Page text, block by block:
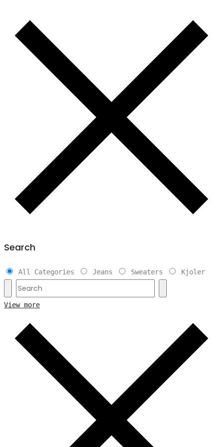
Search
All Categories Jeans Sweaters Kjoler
View more